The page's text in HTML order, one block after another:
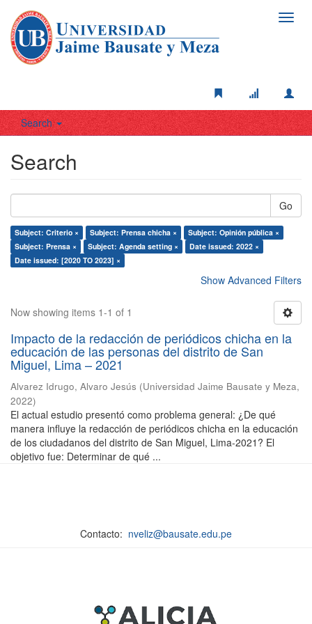
Search
Search
Go
Subject: Criterio × Subject: Prensa chicha ×
Subject: Opinión pública ×
Subject: Prensa ×
Subject: Agenda setting ×
Date issued: 2022 ×
Date issued: [2020 TO 2023] ×
Show Advanced Filters
Now showing items 1-1 of 1
Impacto de la redacción de periódicos chicha en la
educación de las personas del distrito de San
Miguel, Lima – 2021
Alvarez Idrugo, Alvaro Jesús (Universidad Jaime Bausate y Meza,
2022)
El actual estudio presentó como problema general: ¿De qué
manera influye la redacción de periódicos chicha en la educación
de los ciudadanos del distrito de San Miguel, Lima-2021? El
objetivo fue: Determinar de qué ...
Contacto: nveliz@bausate.edu.pe